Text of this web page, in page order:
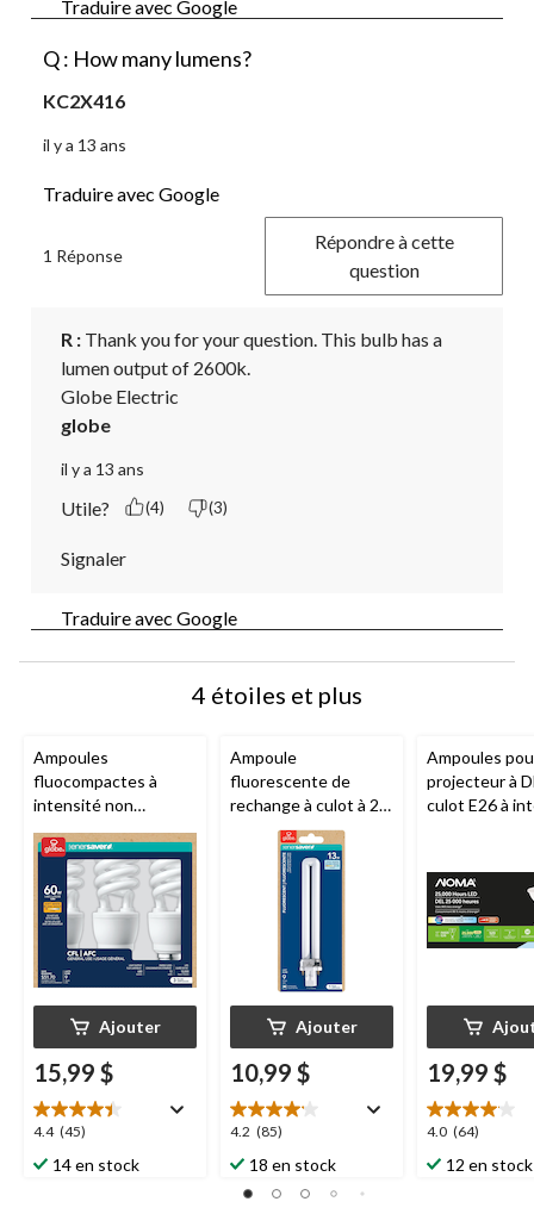
Traduire avec Google
Q : How many lumens?
KC2X416
il y a 13 ans
Traduire avec Google
1 Réponse
Répondre à cette
question
R : Thank you for your question. This bulb has a
lumen output of 2600k.
Globe Electric
globe
il y a 13 ans
Utile? (4) (3)
Signaler
Traduire avec Google
4 étoiles et plus
Ampoules
fluocompactes à
intensité non
variable, blanc doux,
60 W, paq. 3
Ajouter
15,99 $
4.4 (45)
4.4
étoile(s)
sur
14 en stock
Ampoule
fluorescente de
rechange à culot à 2
brochesGlobe
Electric EnerSaver,
blanc froid, 13 W
Ajouter
10,99 $
4.2 (85)
4.2
étoile(s)
sur
5.
18 en stock
Ampoules
projecteur à
culot E26 à
lumens,
jour, 50 W,
19,99 $
4.0 (64)
4.0
étoile(s)
sur
12 en stock